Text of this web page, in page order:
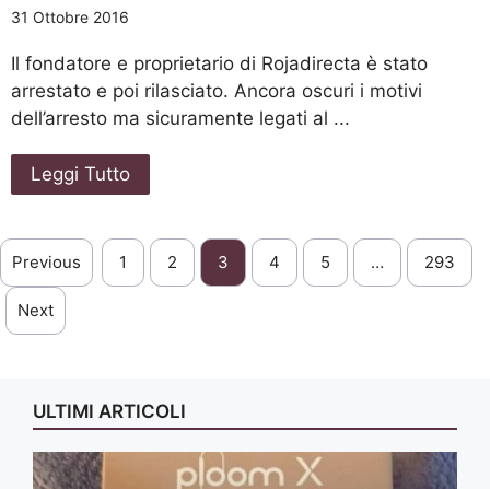
31 Ottobre 2016
Il fondatore e proprietario di Rojadirecta è stato
arrestato e poi rilasciato. Ancora oscuri i motivi
dell’arresto ma sicuramente legati al ...
Leggi Tutto
Previous 1 2 3 4 5 … 293
Next
ULTIMI ARTICOLI